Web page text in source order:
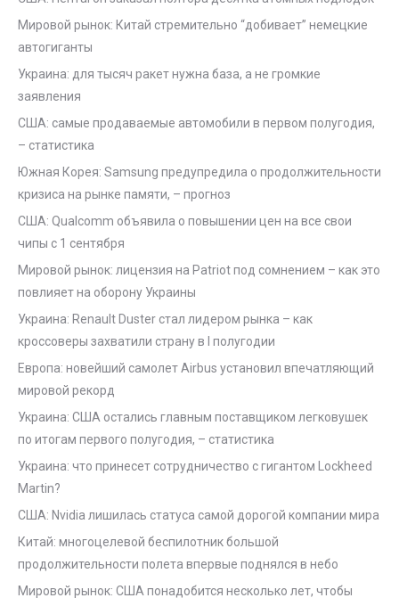
Мировой рынок: Китай стремительно “добивает” немецкие
автогиганты
Украина: для тысяч ракет нужна база, а не громкие
заявления
США: самые продаваемые автомобили в первом полугодия,
– статистика
Южная Корея: Samsung предупредила о продолжительности
кризиса на рынке памяти, – прогноз
США: Qualcomm объявила о повышении цен на все свои
чипы с 1 сентября
Мировой рынок: лицензия на Patriot под сомнением – как это
повлияет на оборону Украины
Украина: Renault Duster стал лидером рынка – как
кроссоверы захватили страну в I полугодии
Европа: новейший самолет Airbus установил впечатляющий
мировой рекорд
Украина: США остались главным поставщиком легковушек
по итогам первого полугодия, – статистика
Украина: что принесет сотрудничество с гигантом Lockheed
Martin?
США: Nvidia лишилась статуса самой дорогой компании мира
Китай: многоцелевой беспилотник большой
продолжительности полета впервые поднялся в небо
Мировой рынок: США понадобится несколько лет, чтобы